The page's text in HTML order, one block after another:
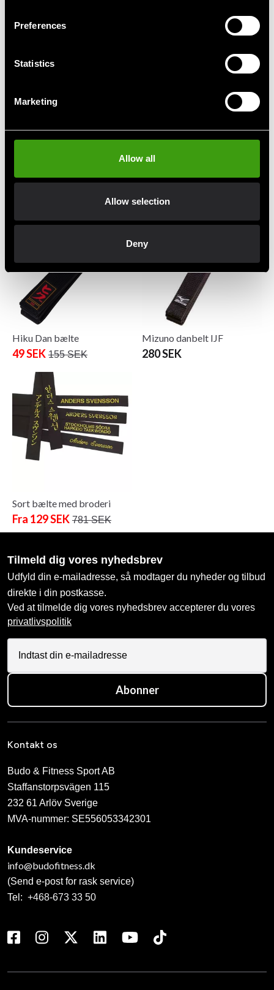
Preferences
Statistics
Marketing
Allow all
Allow selection
Deny
160 SEK
Bæltebroderi Jidokwan
Hiku Dan bælte
49 SEK 155 SEK
Mizuno danbelt IJF
280 SEK
Sort bælte med broderi
Fra 129 SEK 781 SEK
Tilmeld dig vores nyhedsbrev
Udfyld din e-mailadresse, så modtager du nyheder og tilbud
direkte i din postkasse.
Ved at tilmelde dig vores nyhedsbrev accepterer du vores
privatlivspolitik
Abonner
Kontakt os
Budo & Fitness Sport AB
Staffanstorpsvägen 115
232 61 Arlöv Sverige
MVA-nummer: SE556053342301
Kundeservice
info@budofitness.dk
(Send e-post for rask service)
Tel: +468-673 33 50